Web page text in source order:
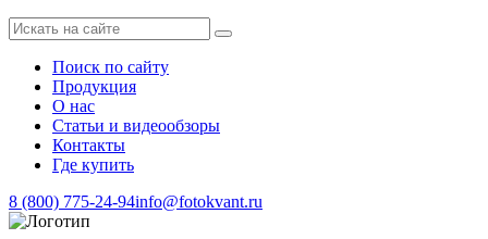
Поиск по сайту
Продукция
О нас
Статьи и видеообзоры
Контакты
Где купить
8 (800) 775-24-94info@fotokvant.ru